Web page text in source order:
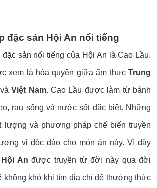
đặc sản Hội An nổi tiếng
đặc sản nổi tiếng của Hội An là Cao Lầu.
xem là hòa quyện giữa ẩm thựcTrung
và Việt Nam. Cao Lầu được làm từ bánh
rau sống và nước sốt đặc biệt. Những
lượng và phương pháp chế biến truyền
vị độc đáo cho món ăn này. Vì đây
An được truyền từ đời này qua đời
không khó khi tìm địa chỉ để thưởng thức